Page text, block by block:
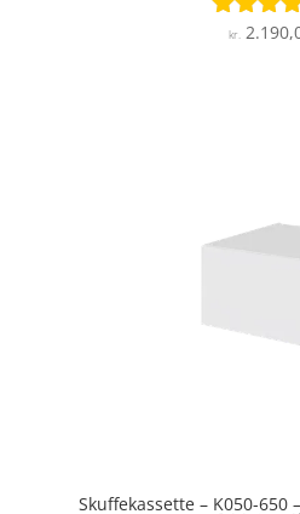
kr.
Skuffekassette – K050-650